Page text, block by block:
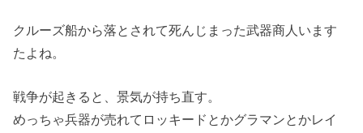
クルーズ船から落とされて死んじまった武器商人います
たよね。
戦争が起きると、景気が持ち直す。
めっちゃ兵器が売れてロッキードとかグラマンとかレイ